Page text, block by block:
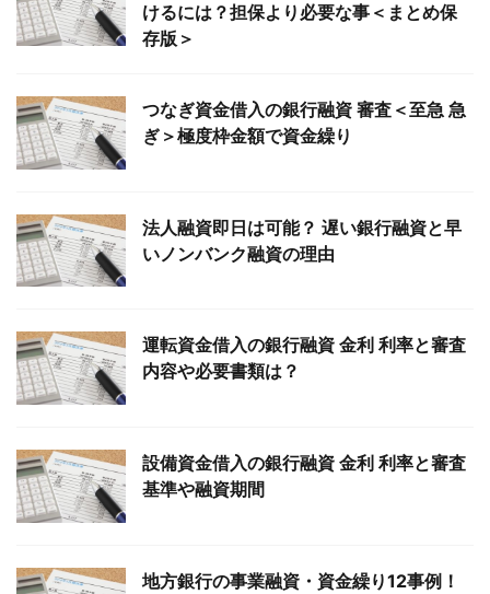
けるには？担保より必要な事＜まとめ保
存版＞
つなぎ資金借入の銀行融資 審査＜至急 急
ぎ＞極度枠金額で資金繰り
法人融資即日は可能？ 遅い銀行融資と早
いノンバンク融資の理由
運転資金借入の銀行融資 金利 利率と審査
内容や必要書類は？
設備資金借入の銀行融資 金利 利率と審査
基準や融資期間
地方銀行の事業融資・資金繰り12事例！